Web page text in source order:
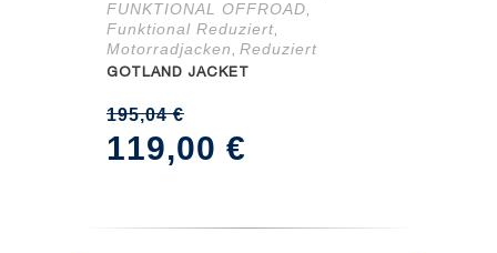
FUNKTIONAL OFFROAD,
Funktional Reduziert,
Motorradjacken , Reduziert
GOTLAND JACKET
195,04€
Ursprünglicher
119,00 €